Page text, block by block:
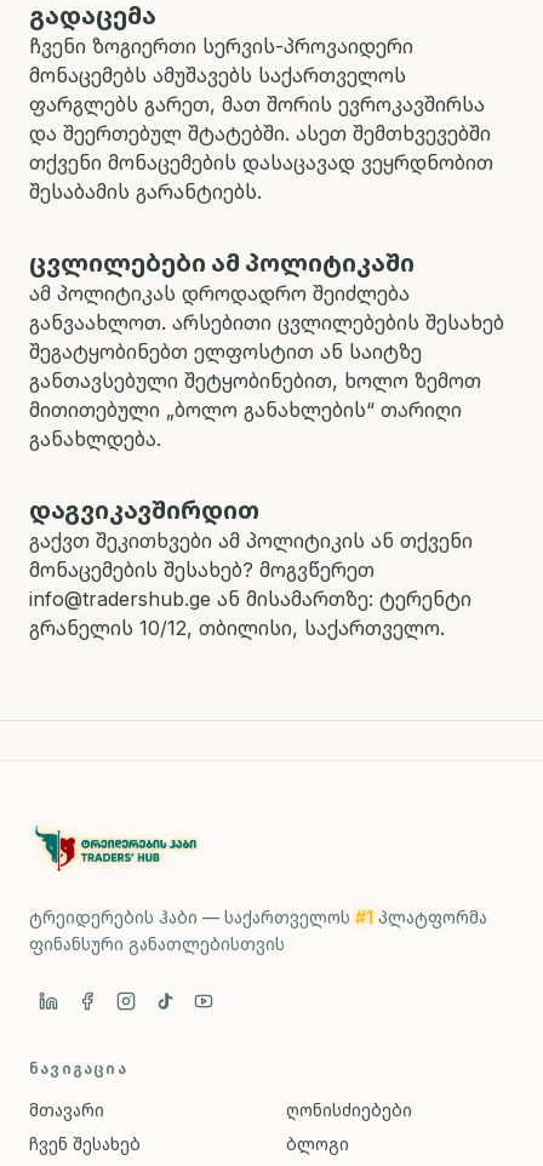
გადაცემა
ჩვენი ზოგიერთი სერვის-პროვაიდერი
მონაცემებს ამუშავებს საქართველოს
ფარგლებს გარეთ, მათ შორის ევროკავშირსა
და შეერთებულ შტატებში. ასეთ შემთხვევებში
თქვენი მონაცემების დასაცავად ვეყრდნობით
შესაბამის გარანტიებს.
ცვლილებები ამ პოლიტიკაში
ამ პოლიტიკას დროდადრო შეიძლება
განვაახლოთ. არსებითი ცვლილებების შესახებ
შეგატყობინებთ ელფოსტით ან საიტზე
განთავსებული შეტყობინებით, ხოლო ზემოთ
მითითებული „ბოლო განახლების“ თარიღი
განახლდება.
დაგვიკავშირდით
გაქვთ შეკითხვები ამ პოლიტიკის ან თქვენი
მონაცემების შესახებ? მოგვწერეთ
info@tradershub.ge ან მისამართზე: ტერენტი
გრანელის 10/12, თბილისი, საქართველო.
ტრეიდერების ჰაბი — საქართველოს #1 პლატფორმა
ფინანსური განათლებისთვის
ᲜᲐᲕᲘᲒᲐᲪᲘᲐ
მთავარი
ჩვენ შესახებ
ღონისძიებები
ბლოგი